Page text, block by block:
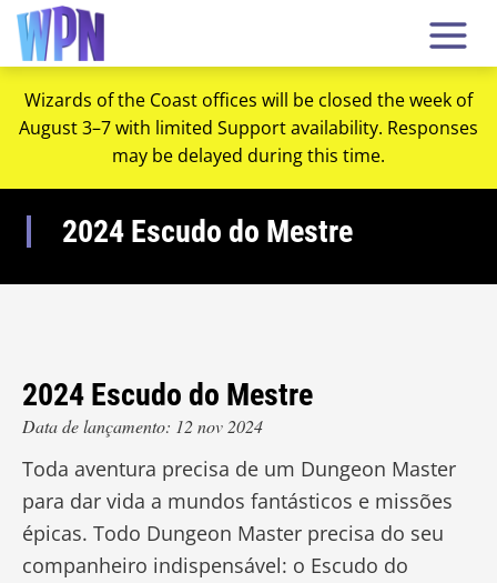
Wizards of the Coast offices will be closed the week of
August 3–7 with limited Support availability. Responses
may be delayed during this time.
2024 Escudo do Mestre
2024 Escudo do Mestre
Data de lançamento: 12 nov 2024
Toda aventura precisa de um Dungeon Master
para dar vida a mundos fantásticos e missões
épicas. Todo Dungeon Master precisa do seu
companheiro indispensável: o Escudo do